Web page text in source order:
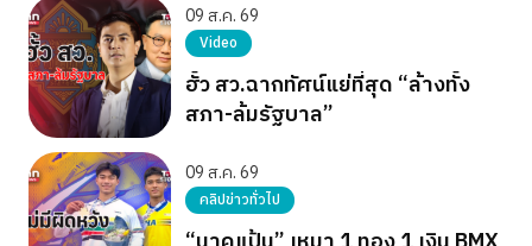
09 ส.ค. 69
Video
ฮั้ว สว.ฉากทัศน์แย่ที่สุด “ล้างทั้ง
สภา-ล้มรัฐบาล”
09 ส.ค. 69
คลิปข่าวทั่วไป